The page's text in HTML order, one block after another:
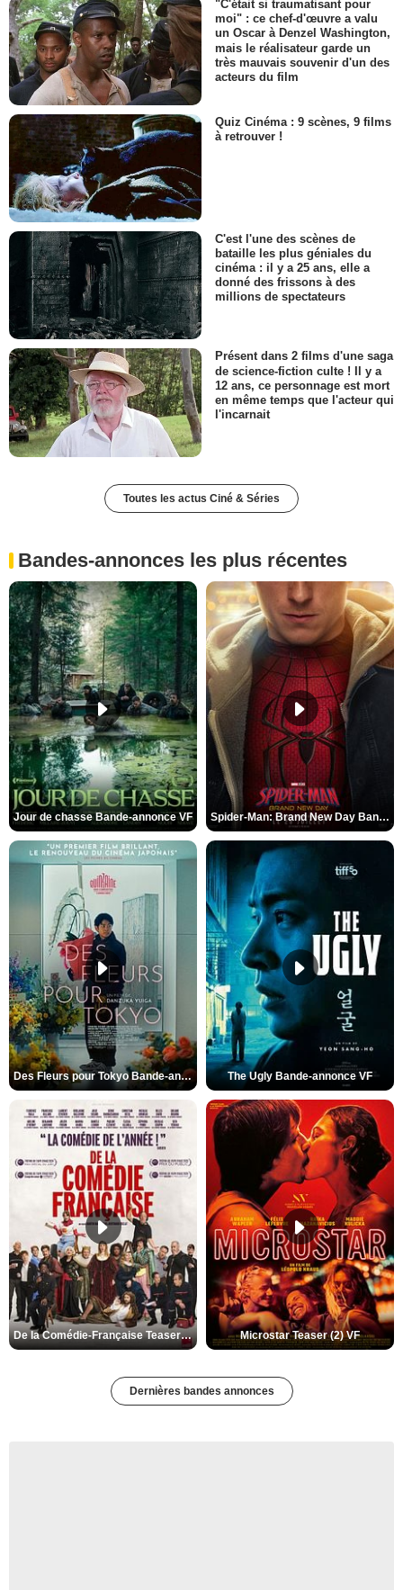
"C'était si traumatisant pour
moi" : ce chef-d'œuvre a valu
un Oscar à Denzel Washington,
mais le réalisateur garde un
très mauvais souvenir d'un des
acteurs du film
Quiz Cinéma : 9 scènes, 9 films
à retrouver !
C'est l'une des scènes de
bataille les plus géniales du
cinéma : il y a 25 ans, elle a
donné des frissons à des
millions de spectateurs
Présent dans 2 films d'une saga
de science-fiction culte ! Il y a
12 ans, ce personnage est mort
en même temps que l'acteur qui
l'incarnait
Toutes les actus Ciné & Séries
Bandes-annonces les plus récentes
Jour de chasse Bande-annonce VF Spider-Man: Brand New Day Bande-annonce (3) VO STFR
Des Fleurs pour Tokyo Bande-annonce VO STFR The Ugly Bande-annonce VF
De la Comédie-Française Teaser (3) VF Microstar Teaser (2) VF
Dernières bandes annonces